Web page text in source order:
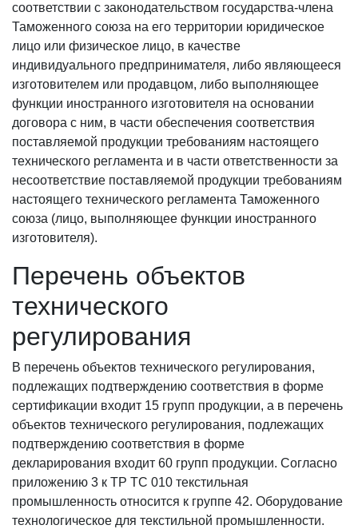
соответствии с законодательством государства-члена
Таможенного союза на его территории юридическое
лицо или физическое лицо, в качестве
индивидуального предпринимателя, либо являющееся
изготовителем или продавцом, либо выполняющее
функции иностранного изготовителя на основании
договора с ним, в части обеспечения соответствия
поставляемой продукции требованиям настоящего
технического регламента и в части ответственности за
несоответствие поставляемой продукции требованиям
настоящего технического регламента Таможенного
союза (лицо, выполняющее функции иностранного
изготовителя).
Перечень объектов
технического
регулирования
В перечень объектов технического регулирования,
подлежащих подтверждению соответствия в форме
сертификации входит 15 групп продукции, а в перечень
объектов технического регулирования, подлежащих
подтверждению соответствия в форме
декларирования входит 60 групп продукции. Согласно
приложению 3 к ТР ТС 010 текстильная
промышленность относится к группе 42. Оборудование
технологическое для текстильной промышленности.